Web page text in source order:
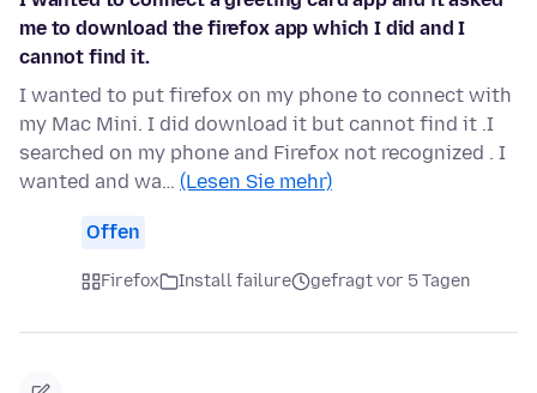
me to download the firefox app which I did and I
cannot find it.
I wanted to put firefox on my phone to connect with
my Mac Mini. I did download it but cannot find it .I
searched on my phone and Firefox not recognized . I
wanted and wa… (Lesen Sie mehr)
Offen
Firefox Install failure gefragt vor 5 Tagen